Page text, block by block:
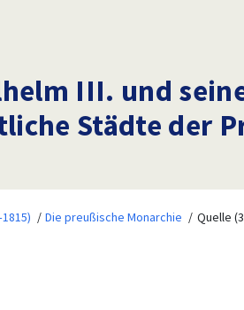
III. und
Städte der
Die preußische Monarchie Quelle